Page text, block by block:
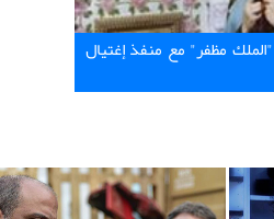
"الملك مظفر" مع منفذ إغتيال